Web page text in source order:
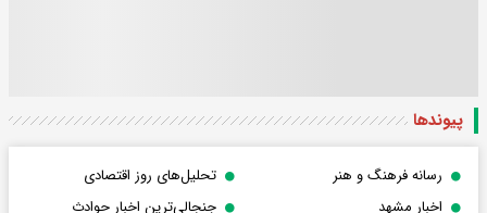
پیوندها
رسانه فرهنگ و هنر
تحلیل‌های روز اقتصادی
اخبار مشهد
جنجالی‌ترین اخبار حوادث